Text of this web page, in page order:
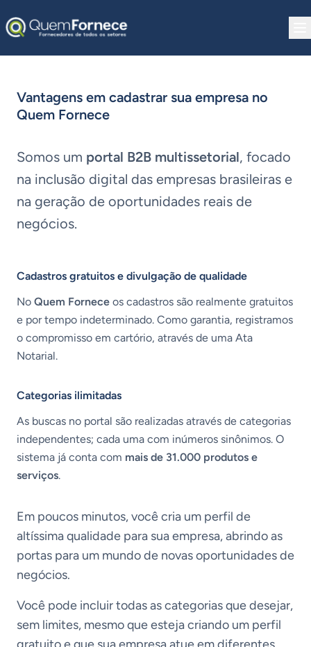
Vantagens em cadastrar sua empresa no
Quem Fornece
Somos um portal B2B multissetorial, focado
na inclusão digital das empresas brasileiras e
na geração de oportunidades reais de
negócios.
Cadastros gratuitos e divulgação de qualidade
No Quem Fornece os cadastros são realmente gratuitos
e por tempo indeterminado. Como garantia, registramos
o compromisso em cartório, através de uma Ata
Notarial.
Categorias ilimitadas
As buscas no portal são realizadas através de categorias
independentes; cada uma com inúmeros sinônimos. O
sistema já conta com mais de 31.000 produtos e
serviços.
Em poucos minutos, você cria um perfil de
altíssima qualidade para sua empresa, abrindo as
portas para um mundo de novas oportunidades de
negócios.
Você pode incluir todas as categorias que desejar,
sem limites, mesmo que esteja criando um perfil